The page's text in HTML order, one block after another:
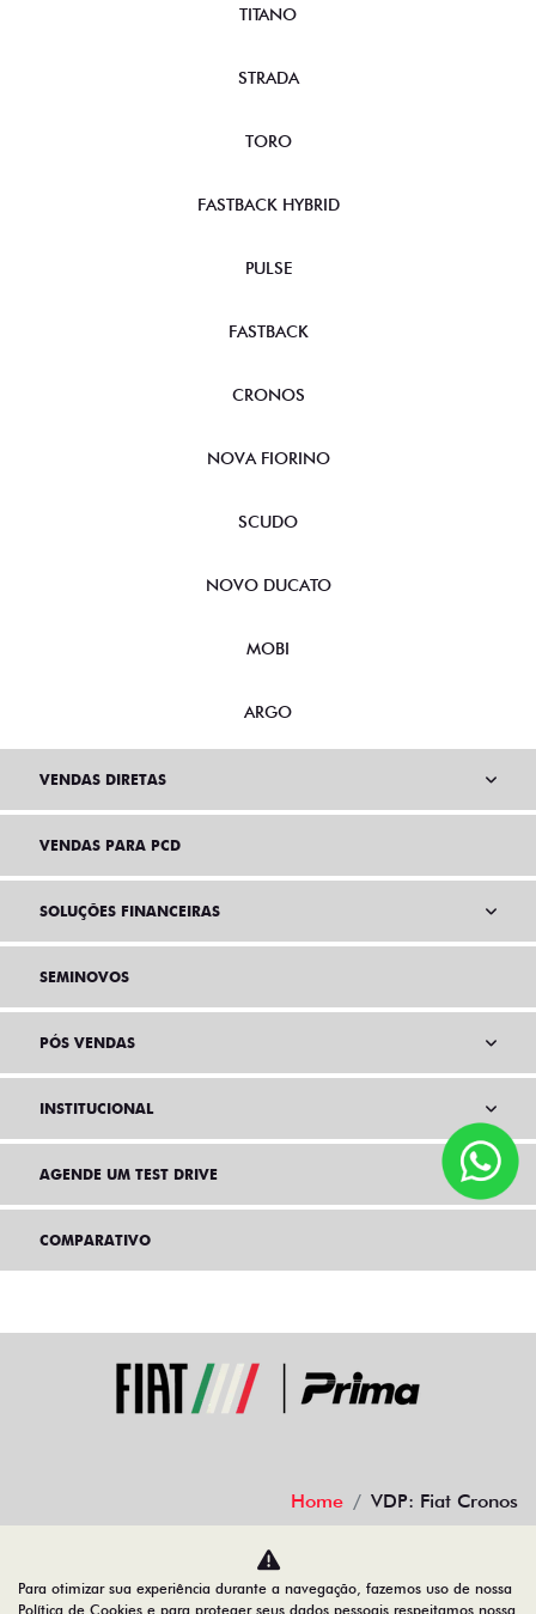
TITANO
STRADA
TORO
FASTBACK HYBRID
PULSE
FASTBACK
CRONOS
NOVA FIORINO
SCUDO
NOVO DUCATO
MOBI
ARGO
VENDAS DIRETAS
VENDAS PARA PCD
SOLUÇÕES FINANCEIRAS
SEMINOVOS
PÓS VENDAS
INSTITUCIONAL
AGENDE UM TEST DRIVE
COMPARATIVO
Home VDP: Fiat Cronos
Desacelere. Seu bem maior é a vida.
Para otimizar sua experiência durante a navegação, fazemos uso de nossa
Política de Cookies e para proteger seus dados pessoais respeitamos nossa